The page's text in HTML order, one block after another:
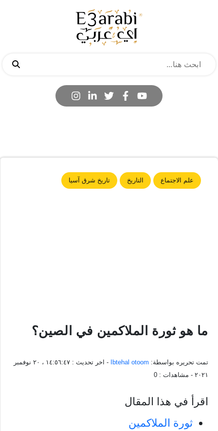
علم الاجتماع التاريخ تاريخ شرق آسيا
ما هو ثورة الملاكمين في الصين؟
تمت تحريره بواسطة: Ibtehal otoom - اخر تحديث :
١٤:٥٦:٤٧ ، ٢٠ نوفمبر
٢٠٢١ - مشاهدات : 0
اقرأ في هذا المقال
ثورة الملاكمين